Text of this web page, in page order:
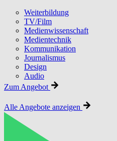
Weiterbildung
TV/Film
Medienwissenschaft
Medientechnik
Kommunikation
Journalismus
Design
Audio
Zum Angebot
Alle Angebote anzeigen